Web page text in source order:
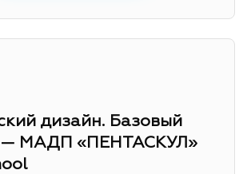
дизайн. Базовый
— МАДП «ПЕНТАСКУЛ»